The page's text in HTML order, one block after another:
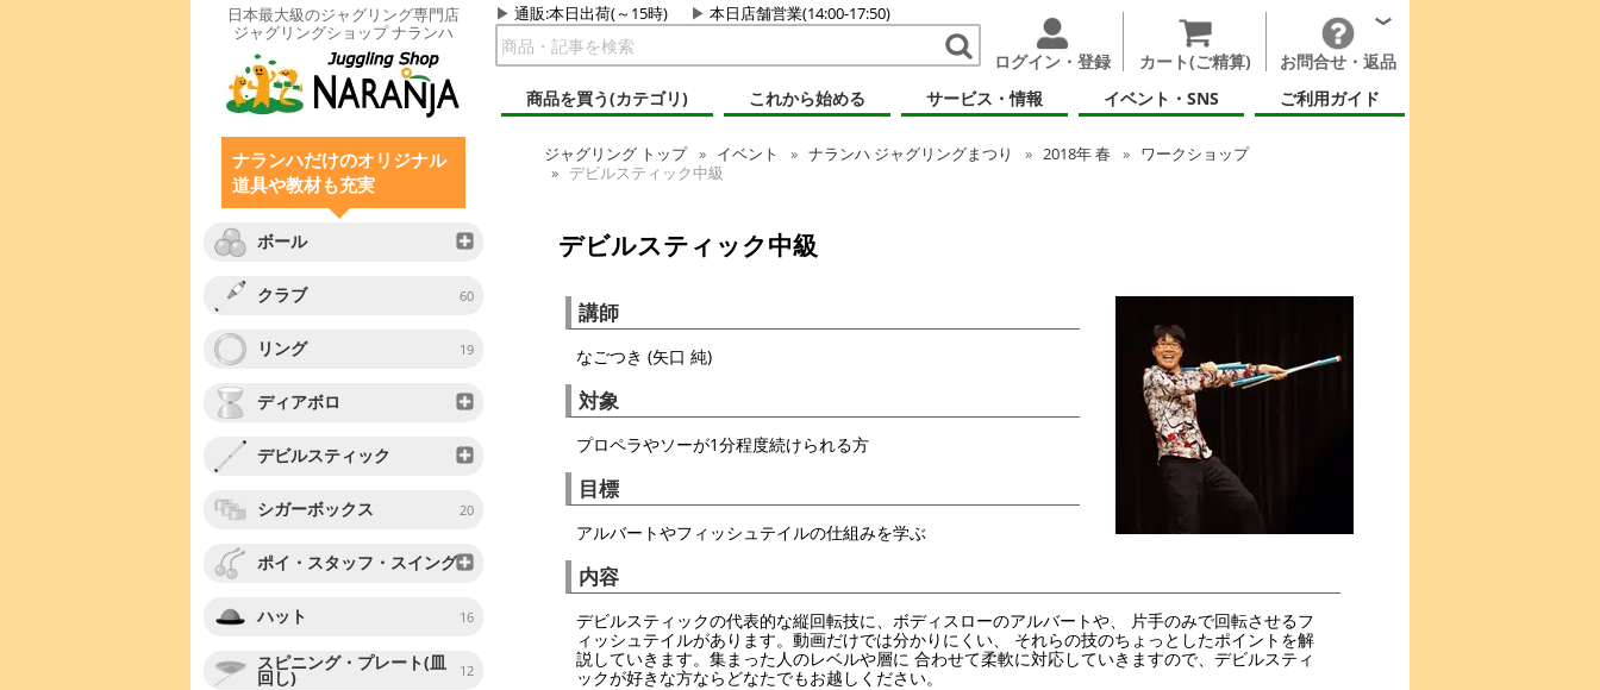
日本最大級のジャグリング専門店
ジャグリングショップ ナランハ
通販:本日出荷(～15時) 本日店舗営業(14:00-17:50)
ログイン・登録 カート(ご精算)
お問合せ・返品
商品を買う(カテゴリ)
これから始める サービス・情報 イベント・SNS ご利用ガイド
ナランハだけのオリジナル
道具や教材も充実
ボール
クラブ 60
リング 19
ディアボロ
デビルスティック
シガーボックス 20
ポイ・スタッフ・スイング
ハット 16
スピニング・プレート(皿
回し) 12
ジャグリングトップ イベント ナランハ ジャグリングまつり 2018年 春
ワークショップ
デビルスティック中級
デビルスティック中級
講師
なごつき (矢口 純)
対象
プロペラやソーが1分程度続けられる方
目標
アルバートやフィッシュテイルの仕組みを学ぶ
内容
デビルスティックの代表的な縦回転技に、ボディスローのアルバートや、 片手のみで回転させるフ
ィッシュテイルがあります。動画だけでは分かりにくい、 それらの技のちょっとしたポイントを解
説していきます。集まった人のレベルや層に 合わせて柔軟に対応していきますので、デビルスティ
ックが好きな方ならどなたでもお越しください。